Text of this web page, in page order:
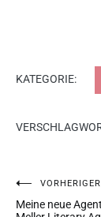
KATEGORIE:
Meine neue